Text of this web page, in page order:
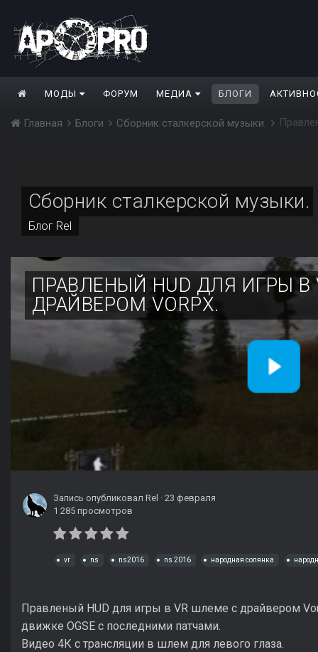
МОДЫ ФОРУМ МЕДИА БЛОГИ
Главная Блоги Сборник сталкерской музыки.
Сборник сталкерской музыки.
Блог Rel
ПРАВЛЕНЫЙ HUD ДЛЯ ИГРЫ
ДРАЙВЕРОМ VORPX.
Запись опубликовал Rel · 23 февраля
1 285 просмотров
vr ns ns2016 ns 2016 народная солянка
Правленый HUD для игры в VR шлеме с драйвером
движке OGSE с последними патчами.
Видео 4К с трансляции в шлем для левого глаза.